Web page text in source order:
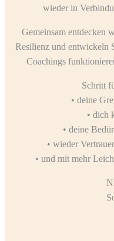
wieder in
Gemeinsam entdecken
Resilienz und entwickeln
Coachings
Schritt
• deine
• dich
• deine
• wieder
• und mit mehr